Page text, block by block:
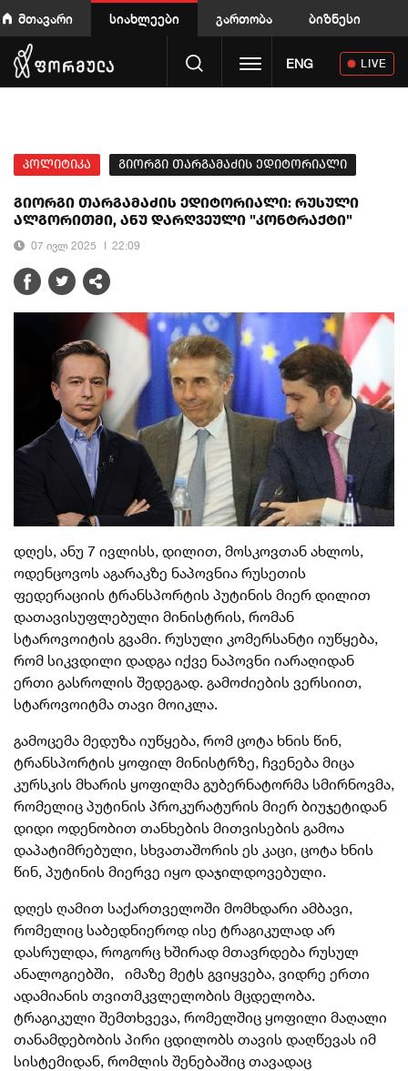
მთავარი სიახლეები გართობა ბიზნესი
Toggle navigation
ENG LIVE
პოლიტიკა გიორგი თარგამაძის ედიტორიალი
გიორგი თარგამაძის ედიტორიალი: რუსული
ალგორითმი, ანუ დარღვეული "კონტრაქტი"
07 ივლ 2025 22:09
დღეს, ანუ 7 ივლისს, დილით, მოსკოვთან ახლოს,
ოდენცოვოს აგარაკზე ნაპოვნია რუსეთის
ფედერაციის ტრანსპორტის პუტინის მიერ დილით
დათავისუფლებული მინისტრის, რომან
სტაროვოიტის გვამი. რუსული კომერსანტი იუწყება,
რომ სიკვდილი დადგა იქვე ნაპოვნი იარაღიდან
ერთი გასროლის შედეგად. გამოძიების ვერსიით,
სტაროვოიტმა თავი მოიკლა.
გამოცემა მედუზა იუწყება, რომ ცოტა ხნის წინ,
ტრანსპორტის ყოფილ მინისტრზე, ჩვენება მიცა
კურსკის მხარის ყოფილმა გუბერნატორმა სმირნოვმა,
რომელიც პუტინის პროკურატურის მიერ ბიუჯეტიდან
დიდი ოდენობით თანხების მითვისების გამოა
დაპატიმრებული, სხვათაშორის ეს კაცი, ცოტა ხნის
წინ, პუტინის მიერვე იყო დაჯილდოვებული.
დღეს ღამით საქართველოში მომხდარი ამბავი,
რომელიც საბედნიეროდ ისე ტრაგიკულად არ
დასრულდა, როგორც ხშირად მთავრდება რუსულ
ანალოგიებში, იმაზე მეტს გვიყვება, ვიდრე ერთი
ადამიანის თვითმკვლელობის მცდელობა.
ტრაგიკული შემთხვევა, რომელშიც ყოფილი მაღალი
თანამდებობის პირი ცდილობს თავის დაღწევას იმ
სისტემიდან, რომლის შენებაშიც თავადაც